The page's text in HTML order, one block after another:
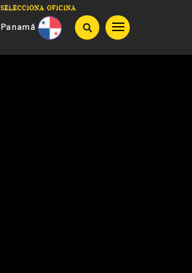
Selecciona oficina
Panamá